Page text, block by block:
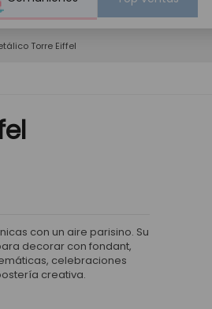
Torre Eiffel
con un aire parisino. Su
decorar con fondant,
celebraciones
creativa.